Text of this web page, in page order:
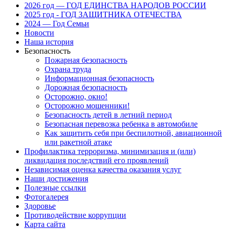
2026 год — ГОД ЕДИНСТВА НАРОДОВ РОССИИ
2025 год - ГОД ЗАЩИТНИКА ОТЕЧЕСТВА
2024 — Год Семьи
Новости
Наша история
Безопасность
Пожарная безопасность
Охрана труда
Информационная безопасность
Дорожная безопасность
Осторожно, окно!
Осторожно мошенники!
Безопасность детей в летний период
Безопасная перевозка ребенка в автомобиле
Как защитить себя при беспилотной, авиационной
или ракетной атаке
Профилактика терроризма, минимизация и (или)
ликвидация последствий его проявлений
Независимая оценка качества оказания услуг
Наши достижения
Полезные ссылки
Фотогалерея
Здоровье
Противодействие коррупции
Карта сайта